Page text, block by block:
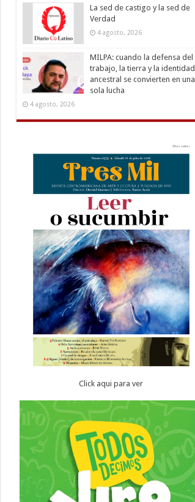
La sed de castigo y la sed de
Verdad
4 agosto, 2026
MILPA: cuando la defensa del
trabajo, la tierra y la identidad
ancestral se convierten en una
sola lucha
4 agosto, 2026
Click aqui para ver